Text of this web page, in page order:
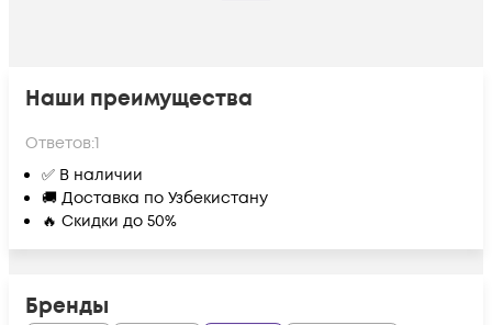
Наши преимущества
Ответов:1
✅ В наличии
🚚 Доставка по Узбекистану
🔥 Скидки до 50%
Бренды